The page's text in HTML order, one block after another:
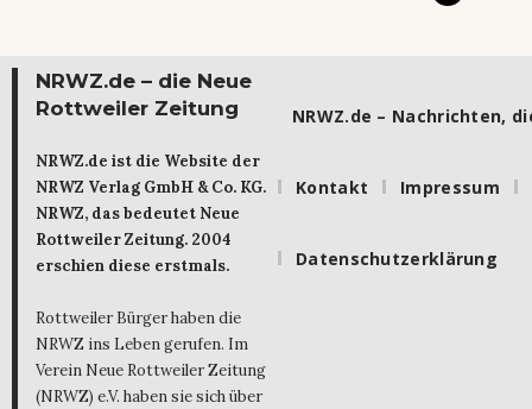
NRWZ.de – die Neue
Rottweiler Zeitung
NRWZ.de ist die Website der
NRWZ Verlag GmbH & Co. KG.
NRWZ, das bedeutet Neue
Rottweiler Zeitung. 2004
erschien diese erstmals.
Rottweiler Bürger haben die
NRWZ ins Leben gerufen. Im
Verein Neue Rottweiler Zeitung
(NRWZ) e.V. haben sie sich über
NRWZ.de – Nachrichten,
Kontakt Impressum
Datenschutzerklärung